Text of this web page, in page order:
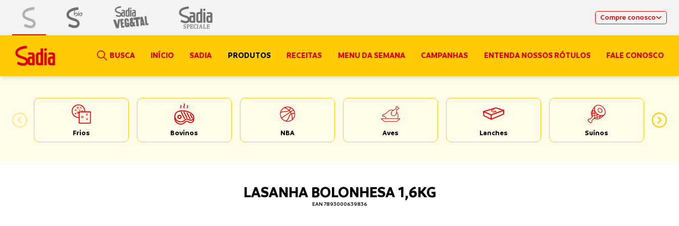
Compre conosco
BUSCA INÍCIO SADIA PRODUTOS RECEITAS MENU DA SEMANA CAMPANHAS ENTENDA NOSSOS RÓTULOS FALE CONOSCO
Frios Bovinos NBA Aves Lanches Suínos
LASANHA BOLONHESA 1,6KG
EAN 7893000639836